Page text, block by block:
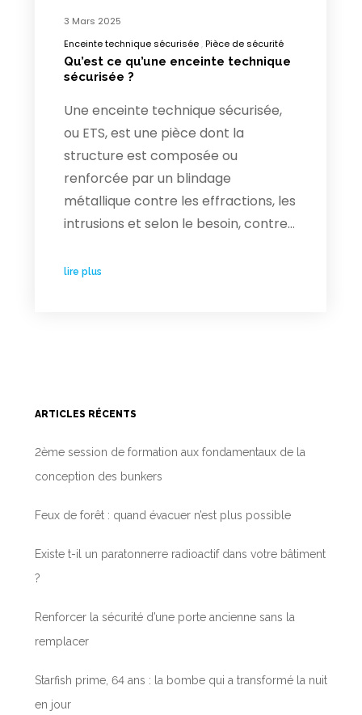
3 Mars 2025
Enceinte technique sécurisée Pièce de sécurité
Qu’est ce qu’une enceinte technique
sécurisée ?
Une enceinte technique sécurisée,
ou ETS, est une pièce dont la
structure est composée ou
renforcée par un blindage
métallique contre les effractions, les
intrusions et selon le besoin, contre…
lire plus
ARTICLES RÉCENTS
2ème session de formation aux fondamentaux de la
conception des bunkers
Feux de forêt : quand évacuer n’est plus possible
Existe t-il un paratonnerre radioactif dans votre bâtiment
?
Renforcer la sécurité d’une porte ancienne sans la
remplacer
Starfish prime, 64 ans : la bombe qui a transformé la nuit
en jour